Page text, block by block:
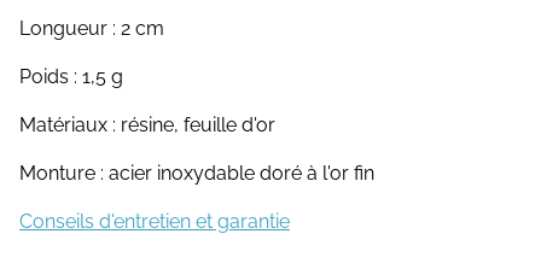
Longueur : 2 cm
Poids : 1,5 g
Matériaux : résine, feuille d'or
Monture : acier inoxydable doré à l'or fin
Conseils d'entretien et garantie